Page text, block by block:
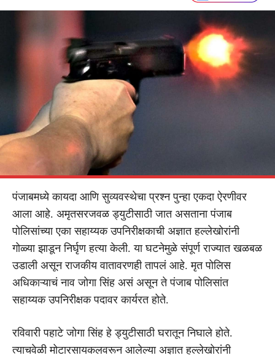
पंजाबमध्ये कायदा आणि सुव्यवस्थेचा प्रश्न पुन्हा एकदा ऐरणीवर
आला आहे. अमृतसरजवळ ड्युटीसाठी जात असताना पंजाब
पोलिसांच्या एका सहाय्यक उपनिरीक्षकाची अज्ञात हल्लेखोरांनी
गोळ्या झाडून निर्घृण हत्या केली. या घटनेमुळे संपूर्ण राज्यात खळबळ
उडाली असून राजकीय वातावरणही तापलं आहे. मृत पोलिस
अधिकाऱ्याचं नाव जोगा सिंह असं असून ते पंजाब पोलिसांत
सहाय्यक उपनिरीक्षक पदावर कार्यरत होते.
रविवारी पहाटे जोगा सिंह हे ड्युटीसाठी घरातून निघाले होते.
त्याचवेळी मोटारसायकलवरून आलेल्या अज्ञात हल्लेखोरांनी